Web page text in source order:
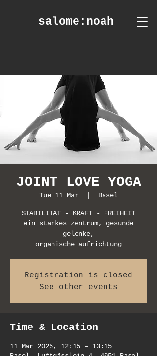
salome :noah
JOINT LOVE YOGA
Tue 11 Mar Basel
STABILITÄT - KRAFT - FREIHEIT
ein starkes zentrum, gesunde
gelenke,
organische aufrichtung
Registration is closed
See other events
Time & Location
11 Mar 2025, 12:15 – 13:15